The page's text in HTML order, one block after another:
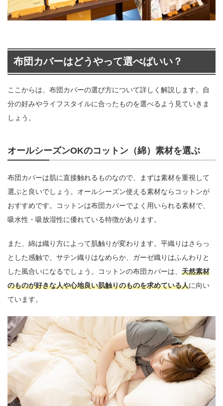
布団カバーはどうやって選べばいい？
ここからは、布団カバーの選び方について詳しく解説します。自
分の好みやライフスタイルに合ったものを選べるよう見ていきま
しょう。
オールシーズンOKのコットン（綿）素材を選ぶ
布団カバーは肌に直接触れるものなので、まずは素材を重視して
選ぶと良いでしょう。オールシーズン使える素材ならコットンが
おすすめです。コットンは布団カバーでよく用いられる素材で、
吸水性・吸放湿性に優れている特徴があります。
また、綿は織り方によって肌触りが変わります。平織りはさらっ
とした感触で、サテン織りはなめらか、ガーゼ織りはふんわりと
した風合いになるでしょう。コットンの布団カバーは、 天然素材
のものが好きな人や心地良い肌触りのものを求めている人に向い
ています。